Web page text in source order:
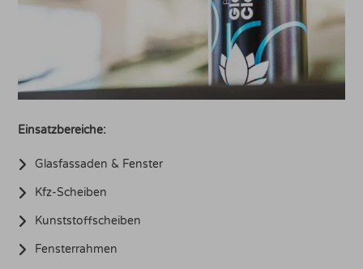
Einsatzbereiche:
Glasfassaden & Fenster
Kfz-Scheiben
Kunststoffscheiben
Fensterrahmen